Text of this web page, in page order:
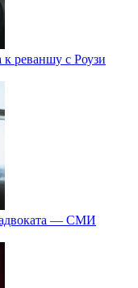
к реваншу с Роузи
— СМИ